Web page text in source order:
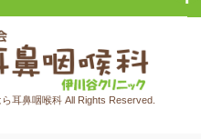
耳鼻咽喉科 All Rights Reserved.